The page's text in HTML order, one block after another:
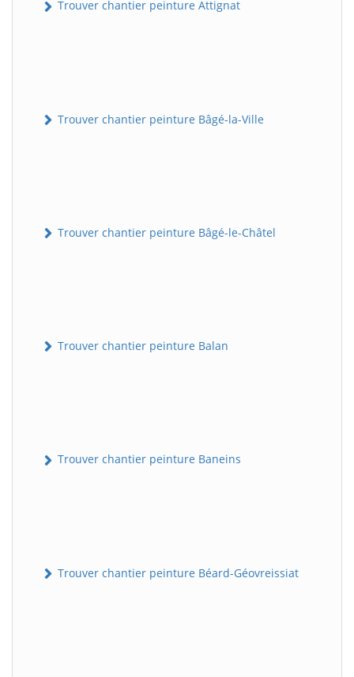
Trouver chantier peinture Attignat
Trouver chantier peinture Bâgé-la-Ville
Trouver chantier peinture Bâgé-le-Châtel
Trouver chantier peinture Balan
Trouver chantier peinture Baneins
Trouver chantier peinture Béard-Géovreissiat